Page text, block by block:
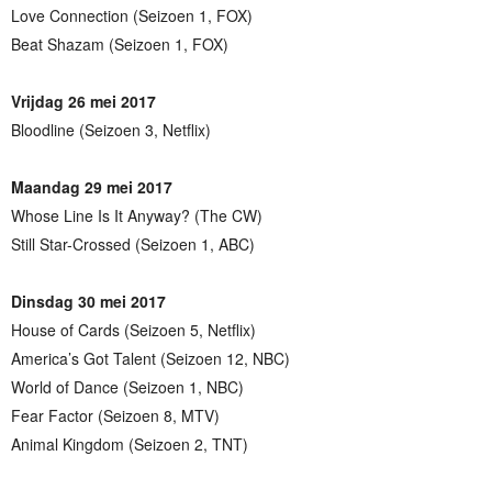
Love Connection (Seizoen 1, FOX)
Beat Shazam (Seizoen 1, FOX)
Vrijdag 26 mei 2017
Bloodline (Seizoen 3, Netflix)
Maandag 29 mei 2017
Whose Line Is It Anyway? (The CW)
Still Star-Crossed (Seizoen 1, ABC)
Dinsdag 30 mei 2017
House of Cards (Seizoen 5, Netflix)
America’s Got Talent (Seizoen 12, NBC)
World of Dance (Seizoen 1, NBC)
Fear Factor (Seizoen 8, MTV)
Animal Kingdom (Seizoen 2, TNT)